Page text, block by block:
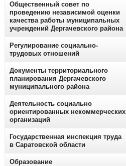
Общественный совет по
проведению независимой оценки
качества работы муниципальных
учреждений Дергачевского района
Регулирование социально-
трудовых отношений
Документы территориального
планирования Дергачевского
муниципального района
Деятельность социально
ориентированных некоммерческих
организаций
Государственная инспекция труда
в Саратовской области
Образование